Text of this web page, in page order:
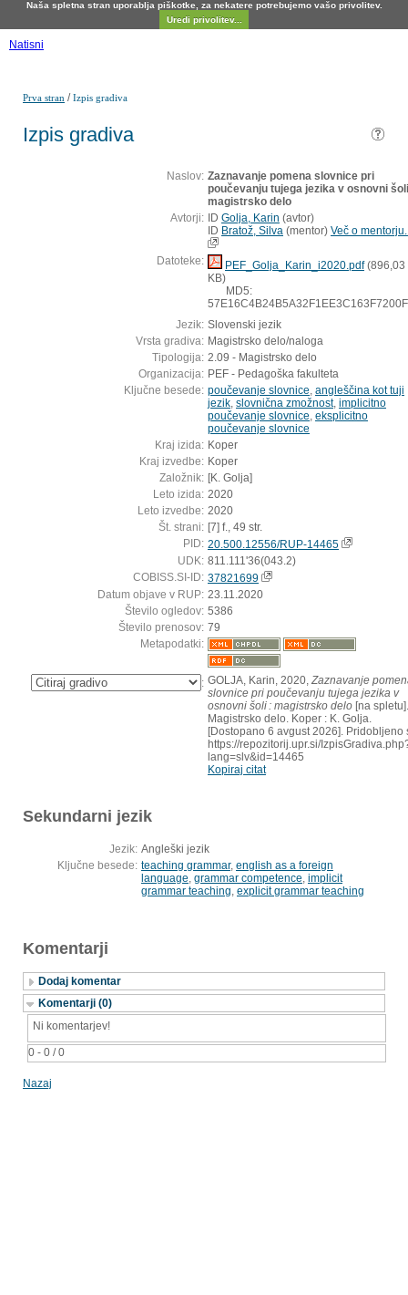
Naša spletna stran uporablja piškotke, za nekatere potrebujemo vašo privolitev.
Uredi privolitev...
Natisni
Prva stran /Izpis gradiva
Izpis gradiva
Naslov: Zaznavanje pomena slovnice pri
poučevanju tujega jezika v osnovni
magistrsko delo
Avtorji: ID Golja, Karin (avtor)
ID Bratož, Silva (mentor) Več o
Datoteke: PEF_Golja_Karin_i2020.pdf(896,03
KB)
MD5:
Jezik: Slovenski jezik
Vrsta gradiva: Magistrsko delo/naloga
Tipologija: 2.09 - Magistrsko delo
Organizacija: PEF - Pedagoška fakulteta
Ključne besede: poučevanje slovnice angleščina kot tuji
jezik slovnična zmožnost, implicitno
poučevanje slovnice eksplicitno
poučevanje slovnice
Kraj izida: Koper
Kraj izvedbe: Koper
Založnik: [K. Golja]
Leto izida: 2020
Leto izvedbe: 2020
Št. strani: [7] f., 49 str.
PID: 20.500.12556/RUP-14465
UDK: 811.111'36(043.2)
COBISS.SI-ID: 37821699
Datum objave v RUP: 23.11.2020
Število ogledov: 5386
Število prenosov: 79
Metapodatki:
: GOLJA, Karin, 2020, Zaznavanje
slovnice pri poučevanju tujega jezika v
osnovni šoli : magistrsko delo [na spletu].
Magistrsko delo. Koper : K. Golja.
[Dostopano 6 avgust 2026]. Pridobljeno
https://repozitorij.upr.si/
lang=slv&id=14465
Kopiraj citat
Sekundarni jezik
Jezik: Angleški jezik
Ključne besede: teaching grammar, english as a foreign
language, grammar competence, implicit
grammar teaching, explicit grammar teaching
Komentarji
Dodaj komentar
Komentarji (0)
0 - 0 / 0
Ni komentarjev!
Nazaj